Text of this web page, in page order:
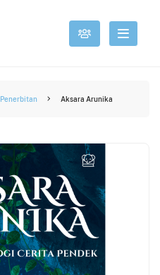
Penerbitan Aksara Arunika